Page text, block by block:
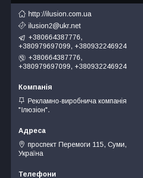
http://ilusion.com.ua
ilusion2@ukr.net
+380664387776,
+380979697099, +380932246924
+380664387776,
+380979697099, +380932246924
Рекламно-виробнича компанія
"Ілюзіон".
проспект Перемоги 115, Суми,
Україна